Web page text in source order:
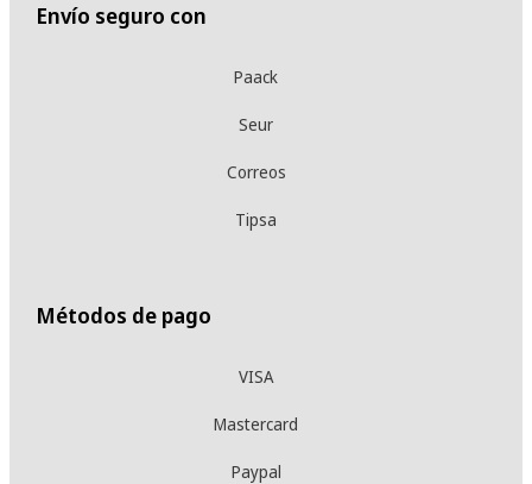
Envío seguro con
Paack
Seur
Correos
Tipsa
Métodos de pago
VISA
Mastercard
Paypal